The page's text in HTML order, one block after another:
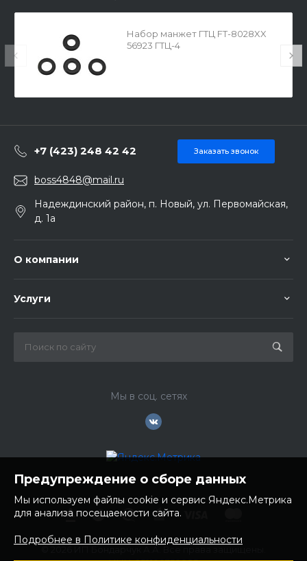
Набор манжет ГТЦ FT-8028XX
56923 ГТЦ-4
+7 (423) 248 42 42 Заказать звонок
boss4848@mail.ru
Надеждинский район, п. Новый, ул. Первомайская,
д. 1а
О компании
Услуги
Мы в соц. сетях
Предупреждение о сборе данных
Мы используем файлы cookie и сервис Яндекс.Метрика
для анализа посещаемости сайта.
Подробнее в Политике конфиденциальности